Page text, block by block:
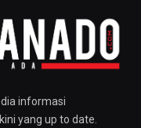
informasi
yang up to date.